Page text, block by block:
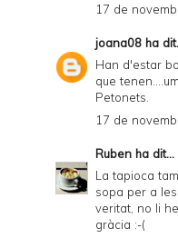
17 de
joana08 ha
Han d'estar
que
Petonets.
17 de
Ruben ha dit...
La tapioca
sopa per a
veritat, no li
gràcia :-(